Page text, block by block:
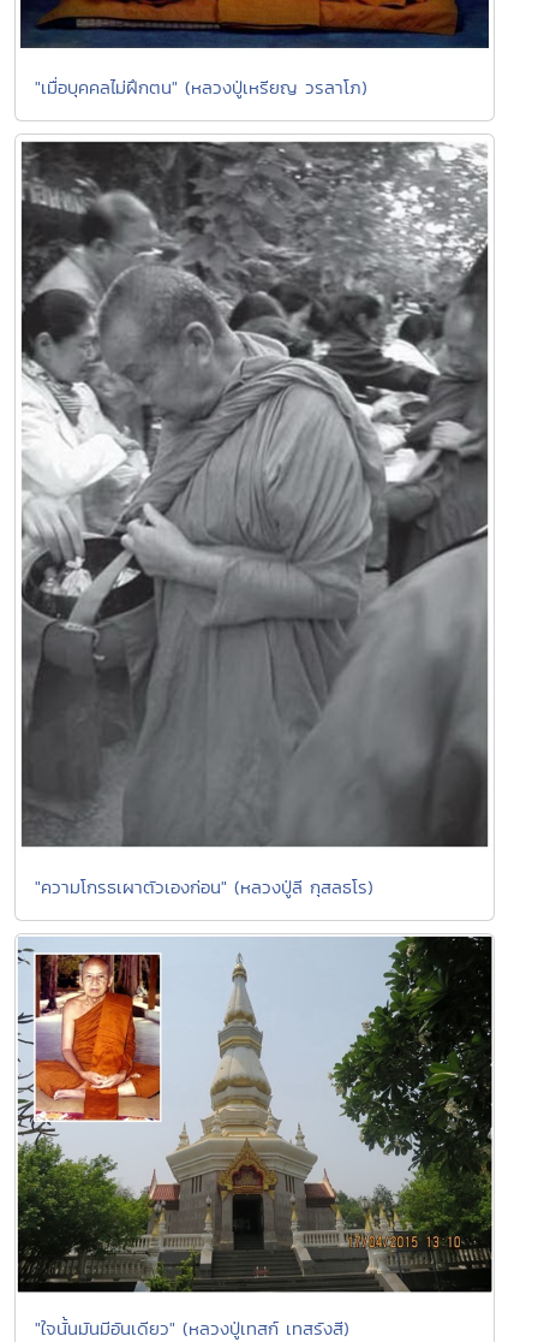
"เมื่อบุคคลไม่ฝึกตน" (หลวงปู่เหรียญ วรลาโภ)
"ความโกรธเผาตัวเองก่อน" (หลวงปู่ลี กุสลธโร)
"ใจนั้นมันมีอันเดียว" (หลวงปู่เทสก์ เทสรังสี)